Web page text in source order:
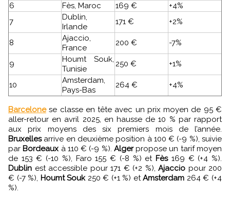
6
Fès, Maroc 169 €
+4%
7
Dublin,
Irlande
171 € +2%
8
Ajaccio,
France
200 € -7%
9
Houmt Souk,
Tunisie
250 € +1%
10
Amsterdam,
Pays-Bas
264 € +4%
Barcelonese classe en tête avec un prix moyen de 95 €
aller-retour en avril 2025, en hausse de 10 % par rapport
aux prix moyens des six premiers mois de l’année.
Bruxelles arrive en deuxième position à 100 € (-9 %), suivie
par Bordeaux à 110 € (-9 %). Algerpropose un tarif moyen
de 153 € (-10 %), Faro 155 € (-8 %) et Fès 169 € (+4 %).
Dublin est accessible pour 171 € (+2 %), Ajaccio pour 200
€ (-7 %), Houmt Souk250 € (+1 %) etAmsterdam 264 € (+4
%).